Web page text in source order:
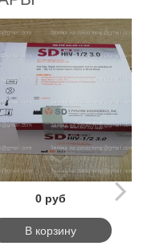
0 руб
В корзину